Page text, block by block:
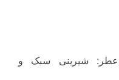
شیرینی سبک و